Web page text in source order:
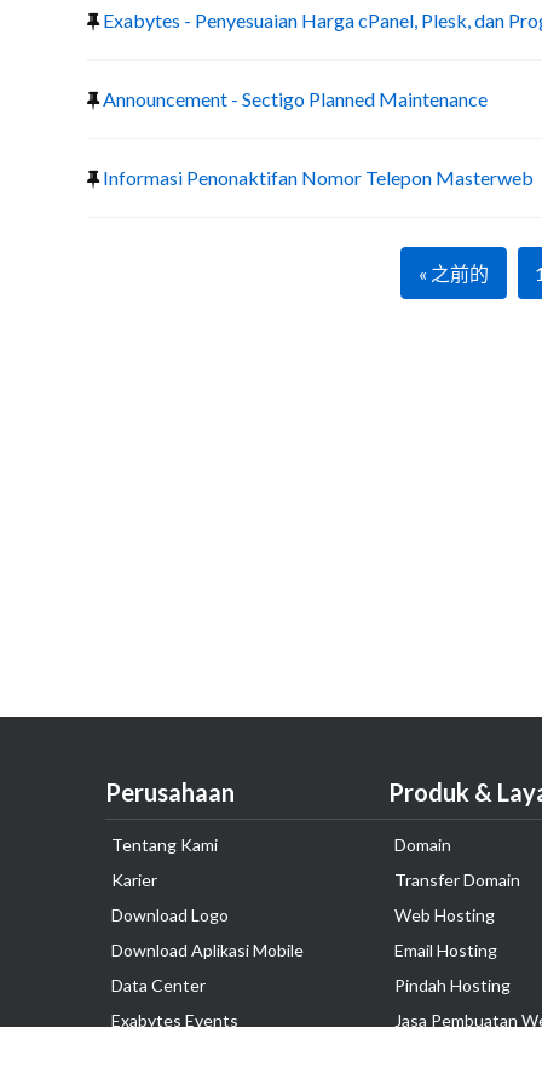
Exabytes - Penyesuaian Harga cPanel, Plesk, dan
Announcement - Sectigo Planned Maintenance
Informasi Penonaktifan Nomor Telepon Masterweb
« 之前的
Perusahaan
Tentang Kami
Karier
Download Logo
Download Aplikasi Mobile
Data Center
Exabytes Events
Produk &
Domain
Transfer Domain
Web Hosting
Email Hosting
Pindah Hosting
Jasa Pembuatan